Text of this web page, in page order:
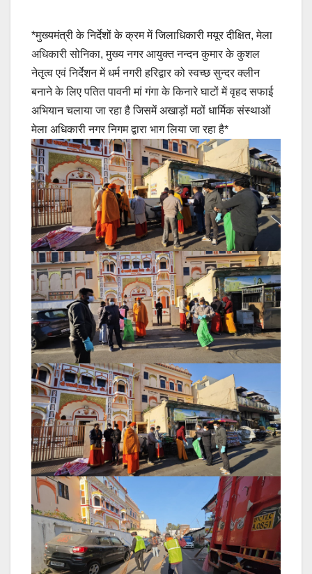
*मुख्यमंत्री के निर्देशों के क्रम में जिलाधिकारी मयूर दीक्षित, मेला
अधिकारी सोनिका, मुख्य नगर आयुक्त नन्दन कुमार के कुशल
नेतृत्व एवं निर्देशन में धर्म नगरी हरिद्वार को स्वच्छ सुन्दर क्लीन
बनाने के लिए पतित पावनी मां गंगा के किनारे घाटों में वृहद सफाई
अभियान चलाया जा रहा है जिसमें अखाड़ों मठों धार्मिक संस्थाओं
मेला अधिकारी नगर निगम द्वारा भाग लिया जा रहा है*